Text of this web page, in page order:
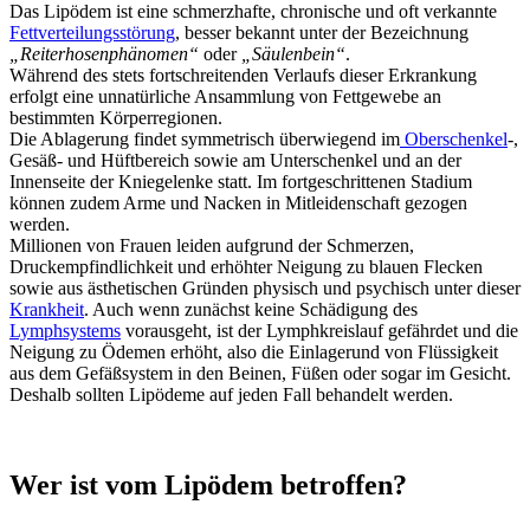
Das Lipödem ist eine schmerzhafte, chronische und oft verkannte
Fettverteilungsstörung, besser bekannt unter der Bezeichnung
„Reiterhosenphänomen“ oder „Säulenbein“.
Während des stets fortschreitenden Verlaufs dieser Erkrankung
erfolgt eine unnatürliche Ansammlung von Fettgewebe an
bestimmten Körperregionen.
Die Ablagerung findet symmetrisch überwiegend im Oberschenkel-,
Gesäß- und Hüftbereich sowie am Unterschenkel und an der
Innenseite der Kniegelenke statt. Im fortgeschrittenen Stadium
können zudem Arme und Nacken in Mitleidenschaft gezogen
werden.
Millionen von Frauen leiden aufgrund der Schmerzen,
Druckempfindlichkeit und erhöhter Neigung zu blauen Flecken
sowie aus ästhetischen Gründen physisch und psychisch unter dieser
Krankheit. Auch wenn zunächst keine Schädigung des
Lymphsystems vorausgeht, ist der Lymphkreislauf gefährdet und die
Neigung zu Ödemen erhöht, also die Einlagerund von Flüssigkeit
aus dem Gefäßsystem in den Beinen, Füßen oder sogar im Gesicht.
Deshalb sollten Lipödeme auf jeden Fall behandelt werden.
Wer ist vom Lipödem betroffen?